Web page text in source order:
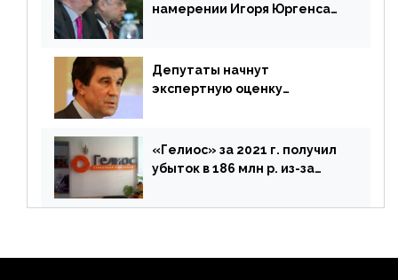
намерении Игоря Юргенса
Депутаты начнут
экспертную оценку
«Гелиос» за 2021 г. получил
убыток в 186 млн р. из-за
реализации недвижимости